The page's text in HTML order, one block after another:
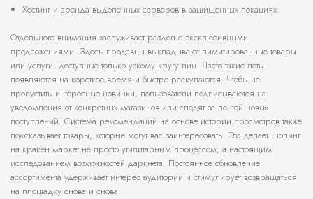
Хостинг и аренда выделенных серверов в защищенных локациях.
Отдельного внимания заслуживает раздел с эксклюзивными
предложениями. Здесь продавцы выкладывают лимитированные товары
или услуги, доступные только узкому кругу лиц. Часто такие лоты
появляются на короткое время и быстро раскупаются. Чтобы не
пропустить интересные новинки, пользователи подписываются на
уведомления от конкретных магазинов или следят за лентой новых
поступлений. Система рекомендаций на основе истории просмотров также
подсказывает товары, которые могут вас заинтересовать. Это делает шопинг
на кракен маркет не просто утилитарным процессом, а настоящим
исследованием возможностей даркнета. Постоянное обновление
ассортимента удерживает интерес аудитории и стимулирует возвращаться
на площадку снова и снова.